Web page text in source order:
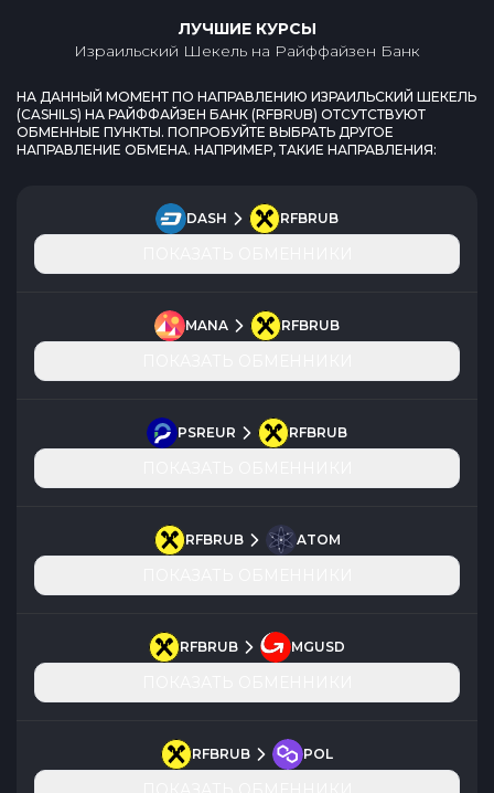
ЛУЧШИЕ КУРСЫ
Израильский Шекель на Райффайзен Банк
НА ДАННЫЙ МОМЕНТ ПО НАПРАВЛЕНИЮ ИЗРАИЛЬСКИЙ ШЕКЕЛЬ
(CASHILS) НА РАЙФФАЙЗЕН БАНК (RFBRUB) ОТСУТСТВУЮТ
ОБМЕННЫЕ ПУНКТЫ. ПОПРОБУЙТЕ ВЫБРАТЬ ДРУГОЕ
НАПРАВЛЕНИЕ ОБМЕНА. НАПРИМЕР, ТАКИЕ НАПРАВЛЕНИЯ:
DASH RFBRUB
MANA RFBRUB
PSREUR RFBRUB
RFBRUB ATOM
RFBRUB MGUSD
RFBRUB POL